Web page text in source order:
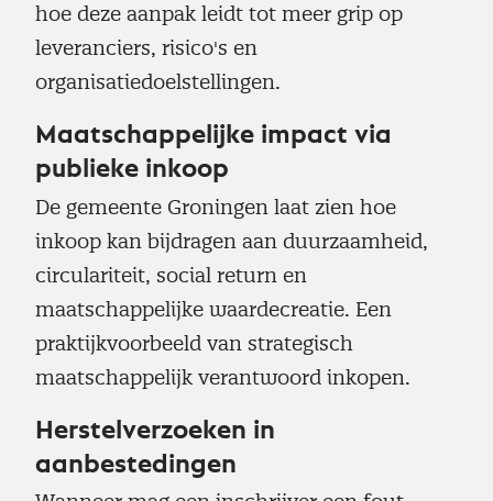
hoe deze aanpak leidt tot meer grip op
leveranciers, risico's en
organisatiedoelstellingen.
Maatschappelijke impact via
publieke inkoop
De gemeente Groningen laat zien hoe
inkoop kan bijdragen aan duurzaamheid,
circulariteit, social return en
maatschappelijke waardecreatie. Een
praktijkvoorbeeld van strategisch
maatschappelijk verantwoord inkopen.
Herstelverzoeken in
aanbestedingen